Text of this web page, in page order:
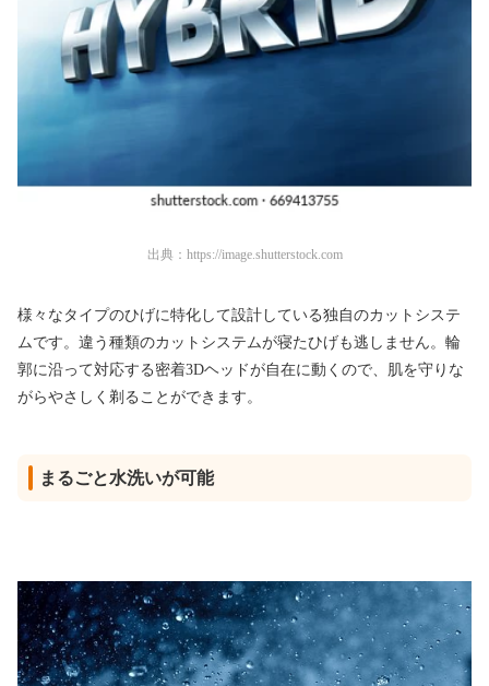
出典： https://image.shutterstock.com
様々なタイプのひげに特化して設計している独自のカットシステ
ムです。違う種類のカットシステムが寝たひげも逃しません。輪
郭に沿って対応する密着3Dヘッドが自在に動くので、肌を守りな
がらやさしく剃ることができます。
まるごと水洗いが可能